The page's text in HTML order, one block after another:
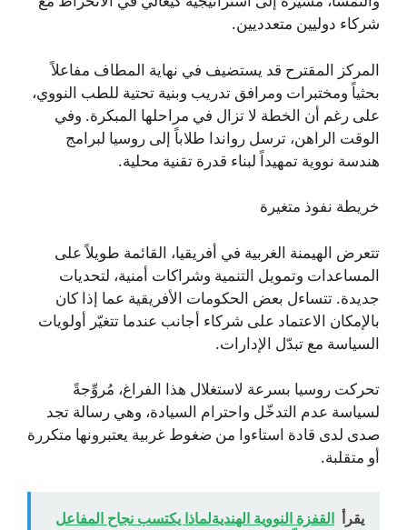
شركاء دوليين متعدديين.
المركز المقترح قد يستضيف في نهاية المطاف مفاعلاً
بحثياً ومختبرات ومرافق تدريب وبنية تحتية للطب النووي،
على رغم أن الخطة لا تزال في مراحلها المبكرة. وفي
الوقت الراهن، ترسل رواندا طلاباً إلى روسيا لبرامج
هندسة نووية تمهيداً لبناء قدرة تقنية محلية.
خريطة نفوذ متغيرة
تتعرض الهيمنة الغربية في أفريقيا، القائمة طويلاً على
المساعدات وتمويل التنمية وشراكات أمنية، لتحديات
جديدة. تتساءل بعض الحكومات الأفريقية عما إذا كان
بالإمكان الاعتماد على شركاء أجانب عندما تتغيّر أولويات
السياسة مع تبدّل الإدارات.
تحركت روسيا بسرعة لاستغلال هذا الفراغ، مُروِّجةً
لسياسة عدم التدخّل واحترام السيادة، وهي رسالة تجد
صدى لدى قادة استاءوا من ضغوط غربية يعتبرونها متكررة
أو متقلبة.
يقرأ القفزة النووية الهنديةلماذا يكتسب نجاح المفاعل